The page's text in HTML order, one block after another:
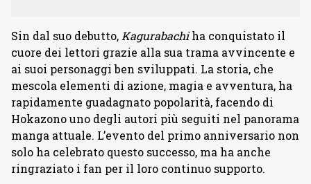
Sin dal suo debutto,Kagurabachiha conquistato il
cuore dei lettori grazie alla sua trama avvincente e
ai suoi personaggi ben sviluppati. La storia, che
mescola elementi di azione, magia e avventura, ha
rapidamente guadagnato popolarità, facendo di
Hokazono uno degli autori più seguiti nel panorama
manga attuale. L’evento del primo anniversario non
solo ha celebrato questo successo, ma ha anche
ringraziato i fan per il loro continuo supporto.